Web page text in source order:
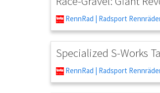
RennRad | Radsport
Specialized S-Works
RennRad | Radsport